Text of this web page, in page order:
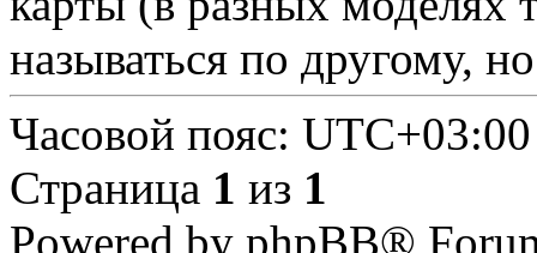
называться по другому,
Часовой пояс: UTC+03:00
Страница 1 из 1
Powered by phpBB®